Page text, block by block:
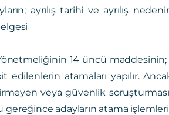
ayrılış tarihi ve ayrılış
14 üncü
edilenlerin atamaları yapılır.
veya güvenlik soruşturması
gereğince adayların atama